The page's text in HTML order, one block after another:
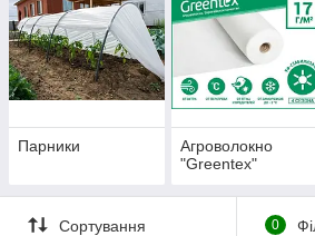
Мобільність, парник можна легко
при необхідності, перемістити на
Зазвичай з цим може справитись
Сезонність. Ми використовуємо
весни по осінь, коли добова
0°C, а сонце світить достатньо, щоб
Низька ціна. Для виготовлення
обробити. Тому вартість парників у
за вартість теплиць.
Парники
Агроволокно
"Greentex"
Сортування 0